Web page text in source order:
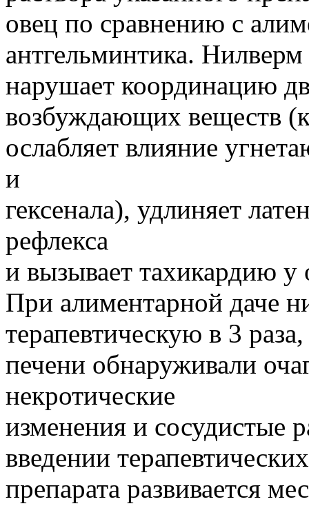
овец по сравнению с
антгельминтика.
нарушает координацию
возбуждающих веществ
ослабляет влияние
и
гексенала), удлиняет
рефлекса
и вызывает тахикардию у
При алиментарной даче
терапевтическую в 3
печени обнаруживали
некротические
изменения и сосудистые
введении
препарата развивается